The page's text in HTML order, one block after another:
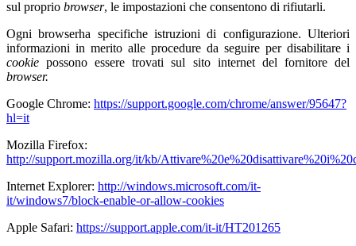
sul proprio browser, le impostazioni che consentono di rifiutarli.
Ogni browserha specifiche istruzioni di configurazione. Ulteriori
informazioni in merito alle procedure da seguire per disabilitare i
cookiepossono essere trovati sul sito internet del fornitore del
browser.
Google Chrome: https://support.google.com/chrome/answer/95647?
hl=it
Mozilla Firefox:
http://support.mozilla.org/it/kb/
Internet Explorer: http://windows.microsoft.com/it-
it/windows7/block-enable-or-allow-cookies
Apple Safari: https://support.apple.com/it-it/HT201265